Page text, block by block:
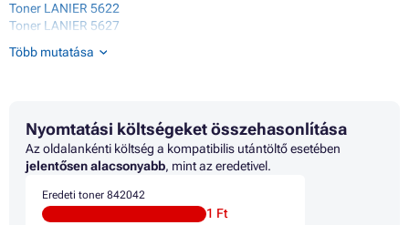
Toner LANIER 5622
Toner LANIER 5627
Toner LANIER 5632
Toner LANIER L2800 SERIES
Toner LANIER L2851SPF
Toner LANIER L3300 SERIES
Toner LANIER L3351 SERIES
Toner LANIER L3351SP
Toner LANIER L3351SPF
Több mutatása
Nyomtatási költségeket összehasonlítása
Az oldalankénti költség a kompatibilis utántöltő esetében
jelentősen alacsonyabb, mint az eredetivel.
Eredeti toner 842042
1 Ft